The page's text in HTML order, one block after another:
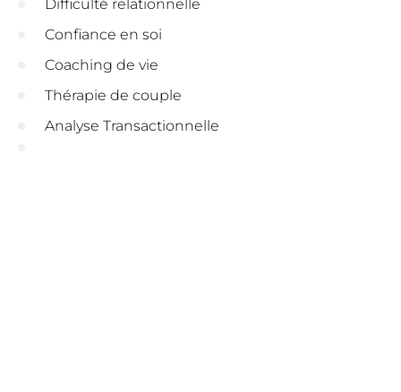
Difficulté relationnelle
Confiance en soi
Coaching de vie
Thérapie de couple
Analyse Transactionnelle